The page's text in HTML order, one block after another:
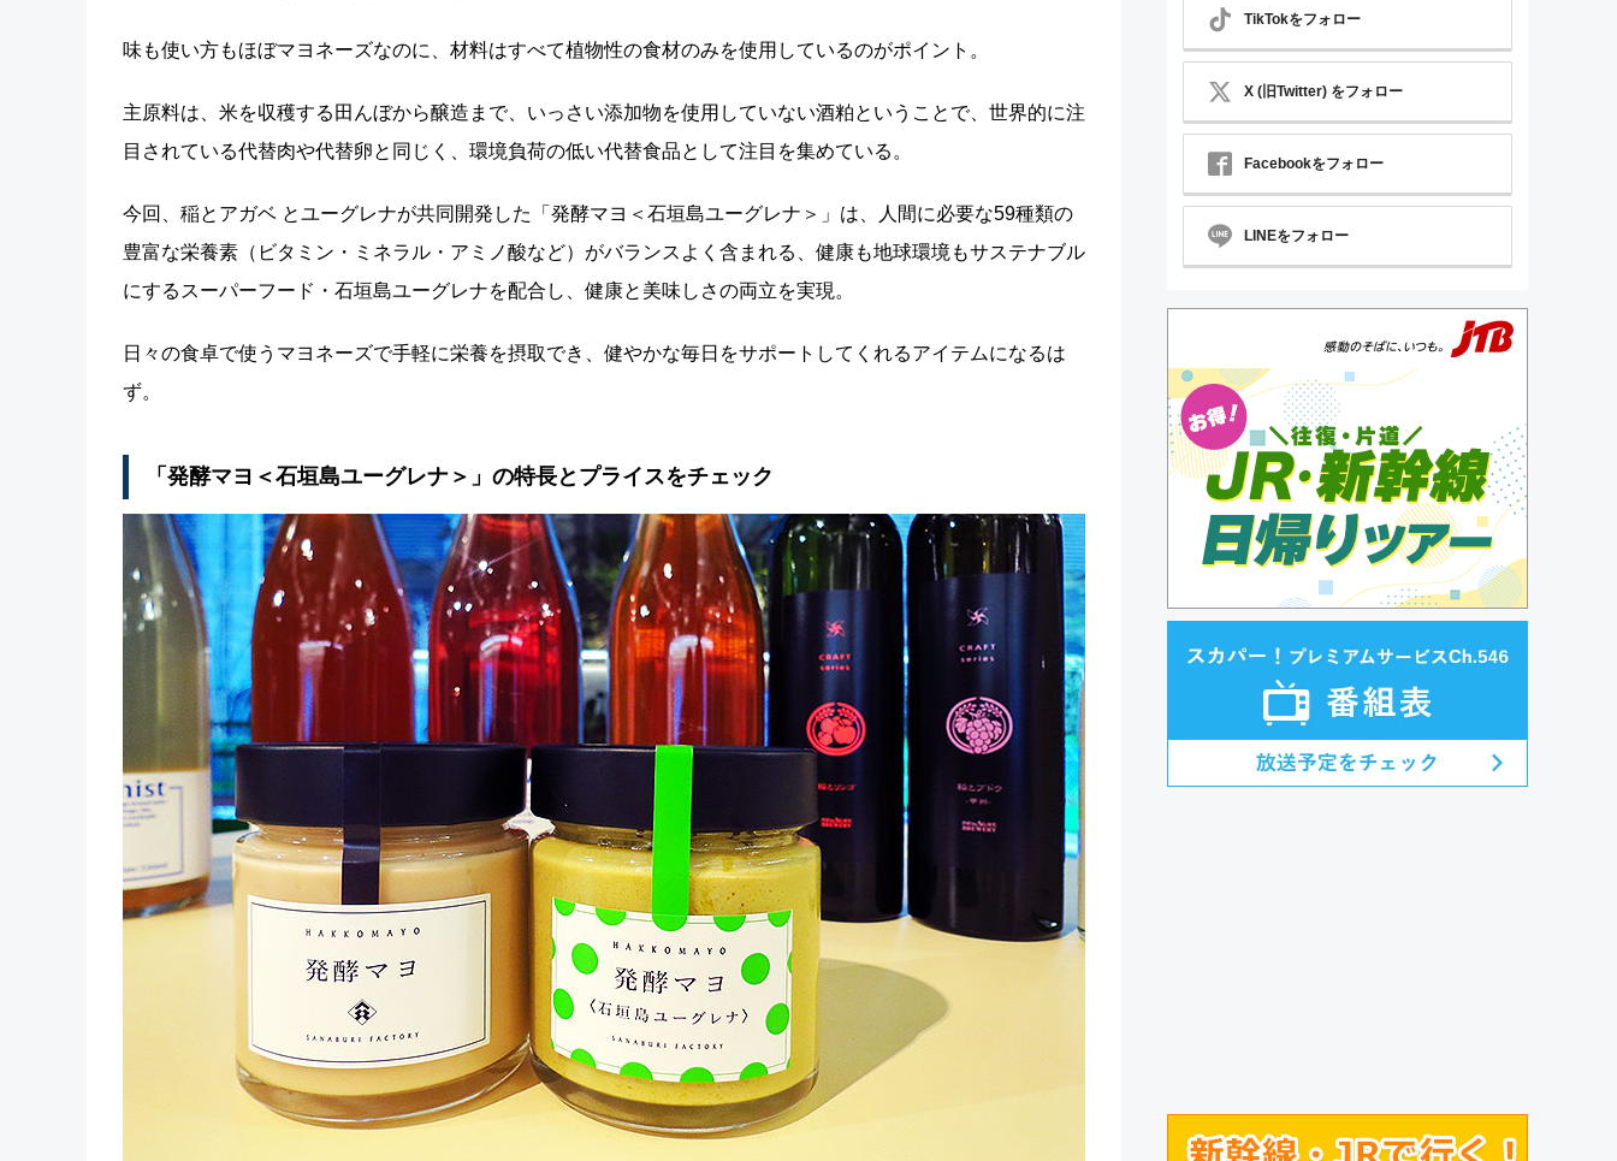
味も使い方もほぼマヨネーズなのに、材料はすべて植物性の食材のみを使用しているのがポイント。
主原料は、米を収穫する田んぼから醸造まで、いっさい添加物を使用していない酒粕ということで、世界的に注
目されている代替肉や代替卵と同じく、環境負荷の低い代替食品として注目を集めている。
今回、稲とアガベ とユーグレナが共同開発した「発酵マヨ＜石垣島ユーグレナ＞」は、人間に必要な59種類の
豊富な栄養素（ビタミン・ミネラル・アミノ酸など）がバランスよく含まれる、健康も地球環境もサステナブル
にするスーパーフード・石垣島ユーグレナを配合し、健康と美味しさの両立を実現。
日々の食卓で使うマヨネーズで手軽に栄養を摂取でき、健やかな毎日をサポートしてくれるアイテムになるは
ず。
「発酵マヨ＜石垣島ユーグレナ＞」の特長とプライスをチェック
TikTokをフォロー
X (旧Twitter) をフォロー
Facebookをフォロー
LINEをフォロー